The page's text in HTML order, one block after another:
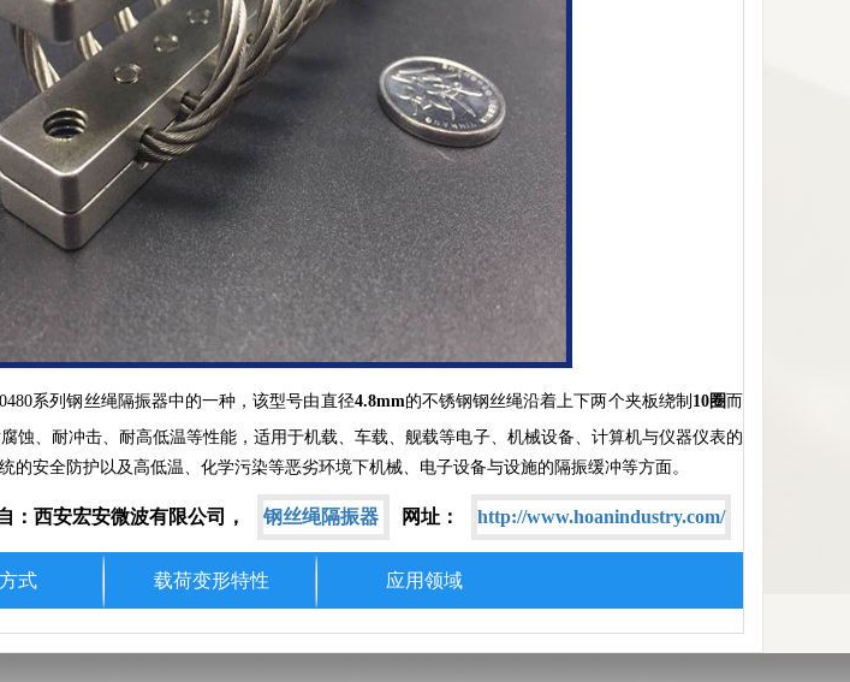
系列钢丝绳隔振器中的一种，该型号由直径4.8mm的不锈钢钢丝绳沿着上下两个夹板绕制 10圈 而
腐蚀、耐冲击、耐高低温等性能，适用于机载、车载、舰载等电子、机械设备、计算机与仪器仪表的
的安全防护以及高低温、化学污染等恶劣环境下机械、电子设备与设施的隔振缓冲等方面。
：西安宏安微波有限公司， 钢丝绳隔振器 网址： http://www.hoanindustry.com/
式 载荷变形特性 应用领域